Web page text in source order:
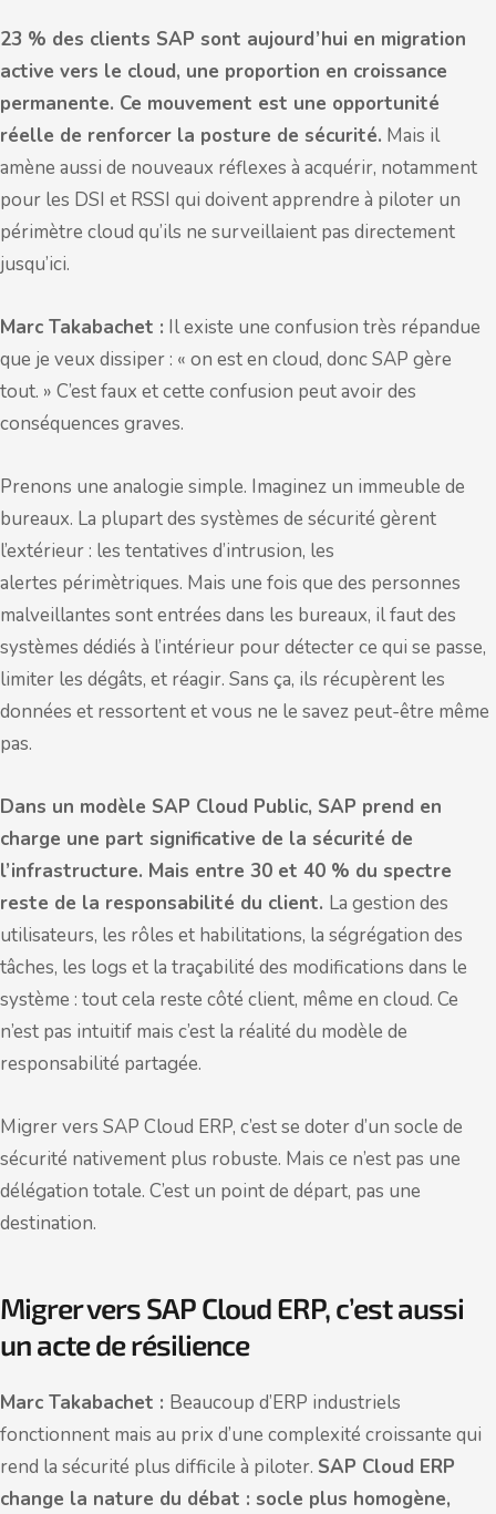
23 % des clients SAP sont aujourd’hui en migration
active vers le cloud, une proportion en croissance
permanente. Ce mouvement est une opportunité
réelle de renforcer la posture de sécurité. Mais il
amène aussi de nouveaux réflexes à acquérir, notamment
pour les DSI et RSSI qui doivent apprendre à piloter un
périmètre cloud qu’ils ne surveillaient pas directement
jusqu’ici.
Marc Takabachet : Il existe une confusion très répandue
que je veux dissiper : « on est en cloud, donc SAP gère
tout. » C’est faux et cette confusion peut avoir des
conséquences graves.
Prenons une analogie simple. Imaginez un immeuble de
bureaux. La plupart des systèmes de sécurité gèrent
l’extérieur : les tentatives d’intrusion, les
alertes périmètriques. Mais une fois que des personnes
malveillantes sont entrées dans les bureaux, il faut des
systèmes dédiés à l’intérieur pour détecter ce qui se passe,
limiter les dégâts, et réagir. Sans ça, ils récupèrent les
données et ressortent et vous ne le savez peut-être même
pas.
Dans un modèle SAP Cloud Public, SAP prend en
charge une part significative de la sécurité de
l’infrastructure. Mais entre 30 et 40 % du spectre
reste de la responsabilité du client. La gestion des
utilisateurs, les rôles et habilitations, la ségrégation des
tâches, les logs et la traçabilité des modifications dans le
système : tout cela reste côté client, même en cloud. Ce
n’est pas intuitif mais c’est la réalité du modèle de
responsabilité partagée.
Migrer vers SAP Cloud ERP, c’est se doter d’un socle de
sécurité nativement plus robuste. Mais ce n’est pas une
délégation totale. C’est un point de départ, pas une
destination.
Migrer vers SAP Cloud ERP, c’est aussi
un acte de résilience
Marc Takabachet : Beaucoup d’ERP industriels
fonctionnent mais au prix d’une complexité croissante qui
rend la sécurité plus difficile à piloter. SAP Cloud ERP
change la nature du débat : socle plus homogène,